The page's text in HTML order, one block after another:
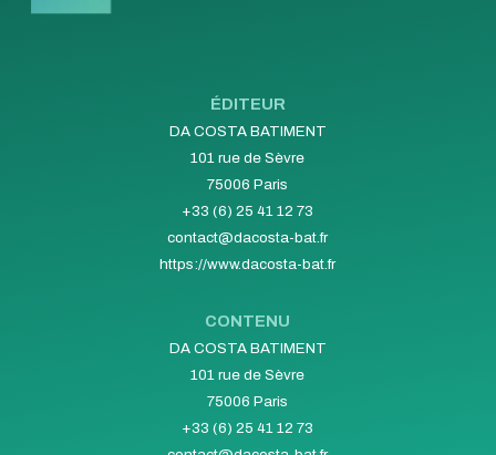
ÉDITEUR
DA COSTA BATIMENT
101 rue de Sèvre
75006 Paris
+33 (6) 25 41 12 73
contact@dacosta-bat.fr
https://www.dacosta-bat.fr
CONTENU
DA COSTA BATIMENT
101 rue de Sèvre
75006 Paris
+33 (6) 25 41 12 73